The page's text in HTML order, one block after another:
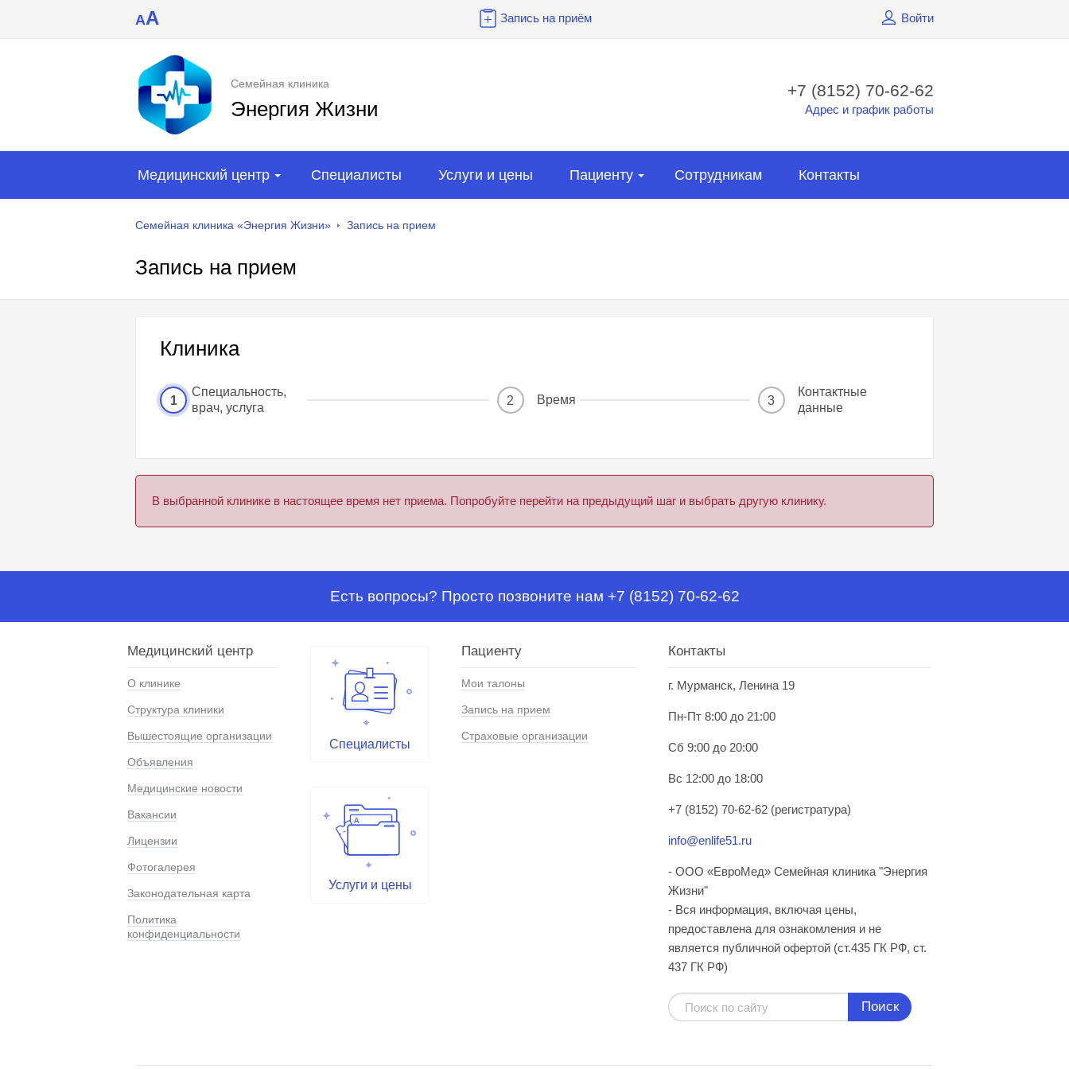
AA Запись на приём Войти
Семейная клиника
Энергия Жизни
+7 (8152) 70-62-62
Адрес и график работы
Медицинский центр Специалисты Услуги и цены Пациенту Сотрудникам Контакты
Семейная клиника «Энергия Жизни» Запись на прием
Запись на прием
Клиника
1
Специальность,
врач, услуга
2 Время 3
Контактные
данные
В выбранной клинике в настоящее время нет приема. Попробуйте перейти на предыдущий шаг и выбрать другую клинику.
Есть вопросы? Просто позвоните нам +7 (8152) 70-62-62
Медицинский центр
О клинике
Структура клиники
Вышестоящие организации
Объявления
Медицинские новости
Вакансии
Лицензии
Фотогалерея
Законодательная карта
Политика
конфиденциальности
Специалисты
Услуги и цены
Пациенту
Мои талоны
Запись на прием
Страховые организации
Контакты
г. Мурманск, Ленина 19
Пн-Пт 8:00 до 21:00
Сб 9:00 до 20:00
Вс 12:00 до 18:00
+7 (8152) 70-62-62 (регистратура)
info@enlife51.ru
- ООО «ЕвроМед» Семейная клиника "Энергия
Жизни"
- Вся информация, включая цены,
предоставлена для ознакомления и не
является публичной офертой (ст.435 ГК РФ, cт.
437 ГК РФ)
Поиск